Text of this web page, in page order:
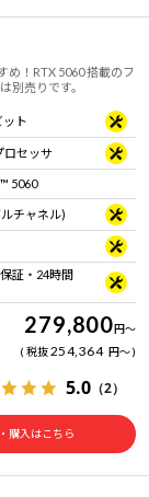
め！RTX 5060 搭載のフ
別売りです。
ト
ロセッサ
5060
チャネル)
証・24時間
279,800円～
税抜254,364 円～
5.0 （2）
購入はこちら